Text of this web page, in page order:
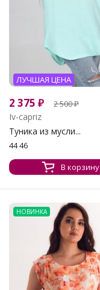
ЛУЧШАЯ ЦЕНА
2 375 ₽ 2 500₽
Iv-capriz
Туника из мусли...
44 46
В корзину
НОВИНКА